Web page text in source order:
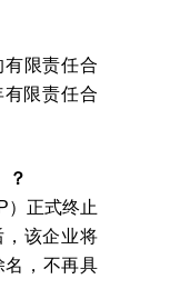
限责任合
限责任合
？
）正式终止
该企业将
名，不再具